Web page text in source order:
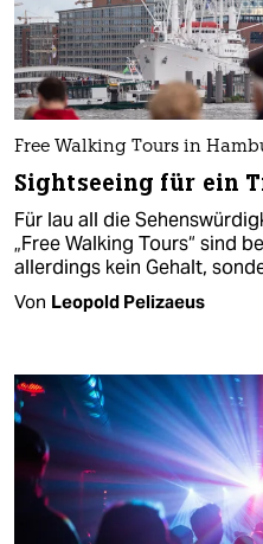
Free Walking Tours in
Sightseeing für ein
Für lau all die
„Free Walking Tours“ sind
allerdings kein Gehalt,
Von Leopold Pelizaeus